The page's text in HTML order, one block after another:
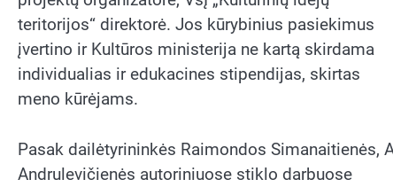
teritorijos“ direktorė. Jos kūrybinius pasiekimus
įvertino ir Kultūros ministerija ne kartą skirdama
individualias ir edukacines stipendijas, skirtas
meno kūrėjams.
Pasak dailėtyrininkės Raimondos Simanaitienės,
Andrulevičienės autoriniuose stiklo darbuose